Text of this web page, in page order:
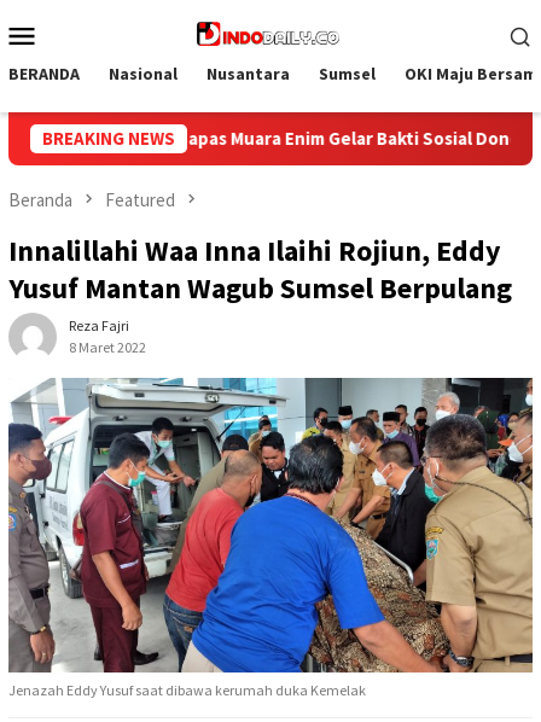
ke
Mobile
BERANDA Nasional Nusantara Sumsel OKI Maju
BREAKING NEWS
Donor Darah dalam Rangka Memperingati HUT ke-81 Republik
Beranda Featured
Innalillahi Waa Inna Ilaihi Rojiun, Eddy
Yusuf Mantan Wagub Sumsel Berpulang
Reza Fajri
8 Maret 2022
Jenazah Eddy Yusuf saat dibawa kerumah duka Kemelak